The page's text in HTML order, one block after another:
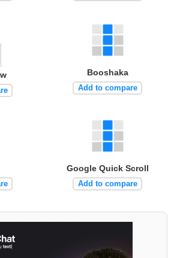
Booshaka
Add to compare
Google Quick Scroll
Add to compare